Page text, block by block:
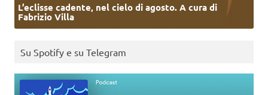
L’eclisse cadente, nel cielo di agosto. A cura di
Fabrizio Villa
Su Spotify e su Telegram